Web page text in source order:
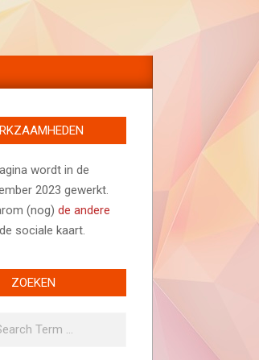
wordt in de
2023 gewerkt.
(nog) de andere
sociale kaart.
ZOEKEN